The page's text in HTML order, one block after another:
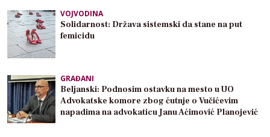
VOJVODINA
Solidarnost: Država sistemski da stane na put
femicidu
GRAĐANI
Beljanski: Podnosim ostavku na mesto u UO
Advokatske komore zbog ćutnje o Vučićevim
napadima na advokaticu Janu Aćimović Planojević